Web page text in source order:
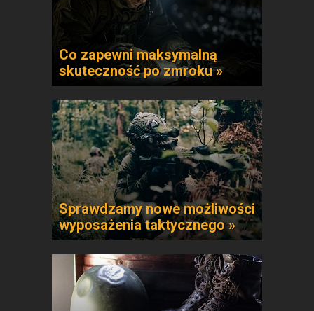
Co zapewni maksymalną
skuteczność po zmroku »
Sprawdzamy nowe możliwości
wyposażenia taktycznego »